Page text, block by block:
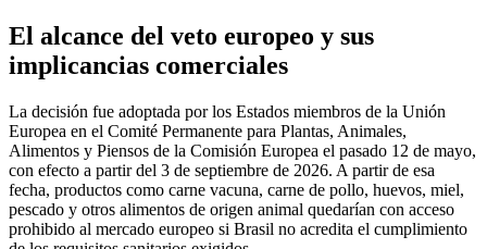
El alcance del veto europeo y sus
implicancias comerciales
La decisión fue adoptada por los Estados miembros de la Unión
Europea en el Comité Permanente para Plantas, Animales,
Alimentos y Piensos de la Comisión Europea el pasado 12 de mayo,
con efecto a partir del 3 de septiembre de 2026. A partir de esa
fecha, productos como carne vacuna, carne de pollo, huevos, miel,
pescado y otros alimentos de origen animal quedarían con acceso
prohibido al mercado europeo si Brasil no acredita el cumplimiento